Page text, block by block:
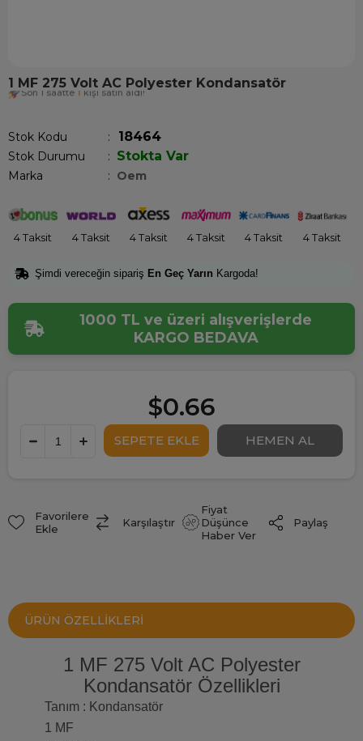
1 MF 275 Volt AC Polyester Kondansatör
Son 1 saatte 1 kişi satın aldı!
Stok Kodu 18464
Stok Durumu : Stokta Var
Marka : Oem
4 Taksit 4 Taksit 4 Taksit 4 Taksit 4 Taksit 4 Taksit
Şimdi vereceğin sipariş En Geç Yarın Kargoda!
1000 TL ve üzeri alışverişlerde
KARGO BEDAVA
$0.66
Favorilere
Ekle
Karşılaştır
Fiyat
Düşünce
Haber Ver
Paylaş
ÜRÜN ÖZELLIKLERI
1 MF 275 Volt AC Polyester
Kondansatör Özellikleri
Tanım : Kondansatör
1 MF